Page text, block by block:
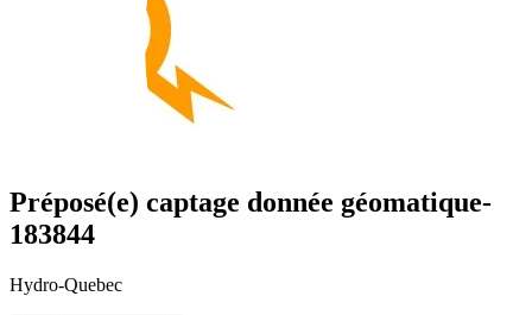
Préposé(e) captage donnée géomatique-
183844
Hydro-Quebec